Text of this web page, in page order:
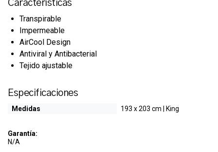
Características
Transpirable
Impermeable
AirCool Design
Antiviral y Antibacterial
Tejido ajustable
Especificaciones
Medidas 193 x 203 cm | King
Garantía:
N/A